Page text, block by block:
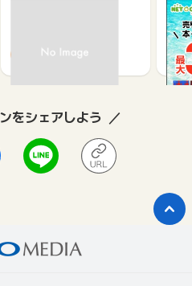
1.3%
【
買取
をシェアしよう